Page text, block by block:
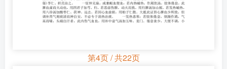
第4页 / 共22页